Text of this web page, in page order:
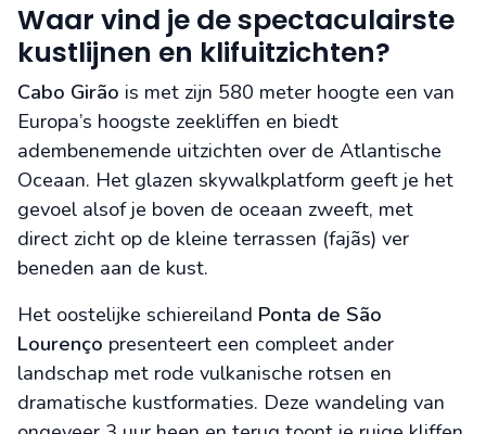
Waar vind je de spectaculairste
kustlijnen en klifuitzichten?
Cabo Girão is met zijn 580 meter hoogte een van
Europa’s hoogste zeekliffen en biedt
adembenemende uitzichten over de Atlantische
Oceaan. Het glazen skywalkplatform geeft je het
gevoel alsof je boven de oceaan zweeft, met
direct zicht op de kleine terrassen (fajãs) ver
beneden aan de kust.
Het oostelijke schiereiland Ponta de São
Lourenço presenteert een compleet ander
landschap met rode vulkanische rotsen en
dramatische kustformaties. Deze wandeling van